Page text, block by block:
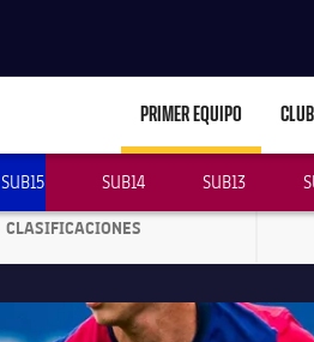
PRIMER EQUIPO CLUB
SUB15 SUB14 SUB13
CLASIFICACIONES
LABEL.ARIA.CHEVRONRIGHT